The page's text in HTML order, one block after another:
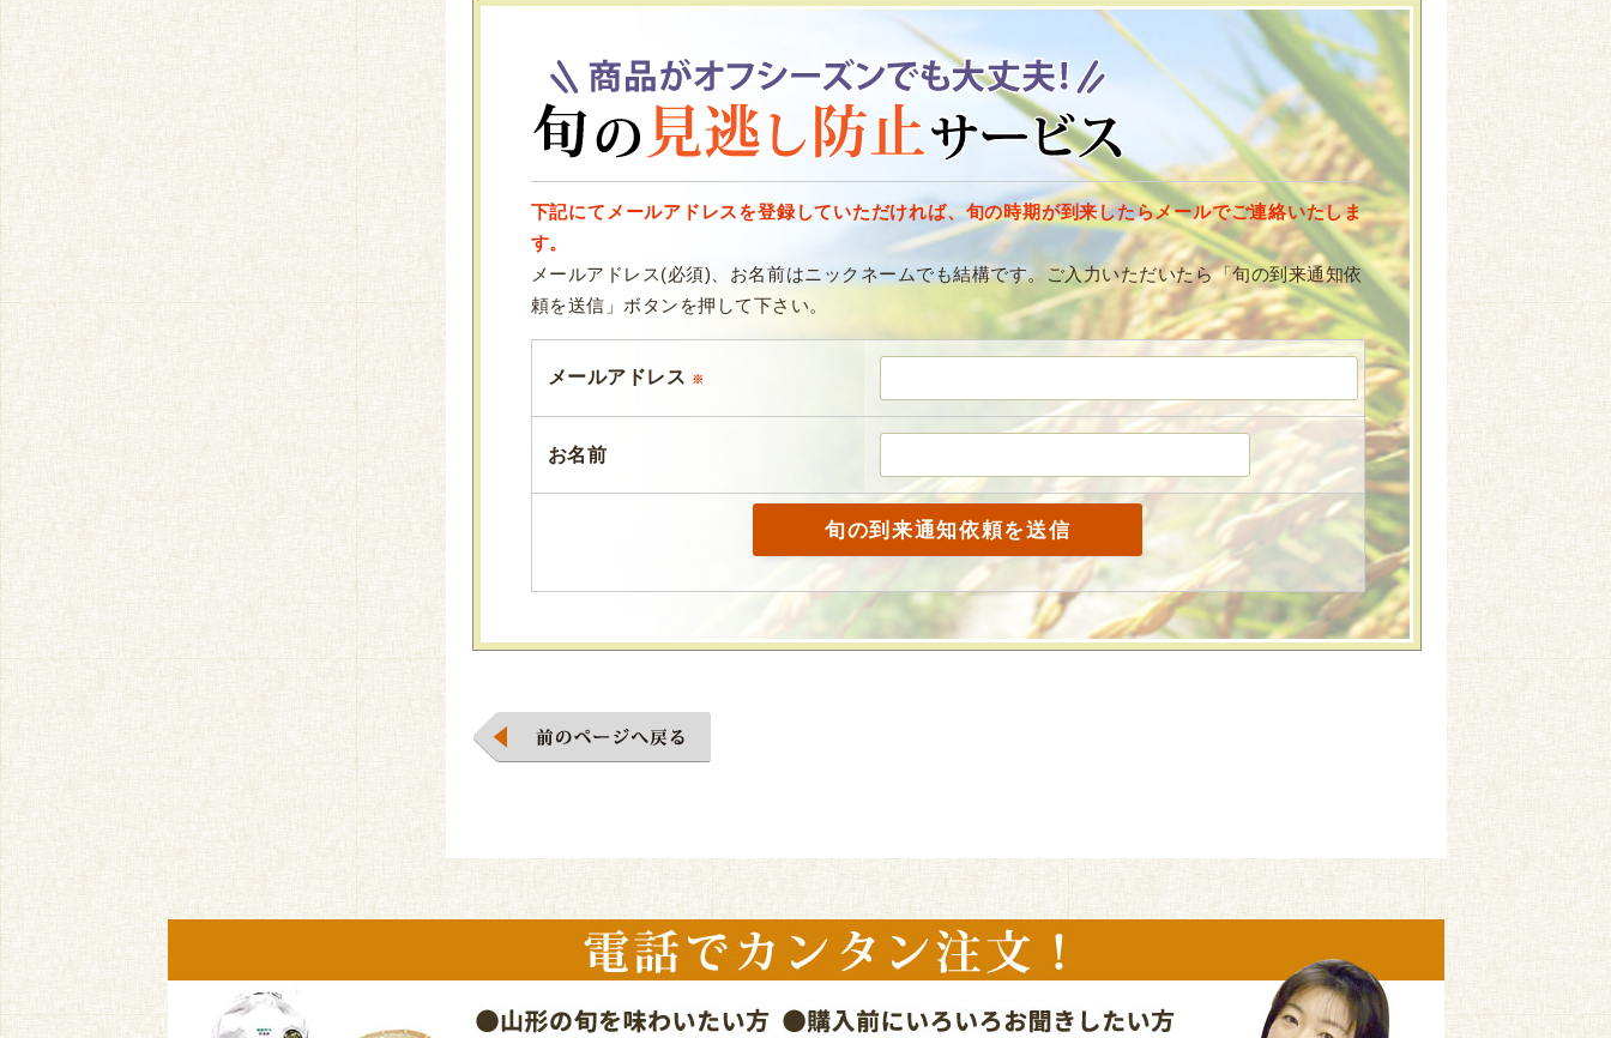
下記にてメールアドレスを登録していただければ、旬の時期が到来したらメールでご連絡いたしま
す。
メールアドレス(必須)、お名前はニックネームでも結構です。ご入力いただいたら「旬の到来通知依
頼を送信」ボタンを押して下さい。
メールアドレス ※
お名前